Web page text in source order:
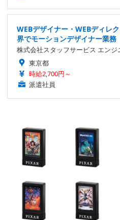
WEBデザイナー・WEBディレ
界でモーションデザイナー業務
株式会社スタッフサービス エンジ
東京都
時給2,700円～
派遣社員